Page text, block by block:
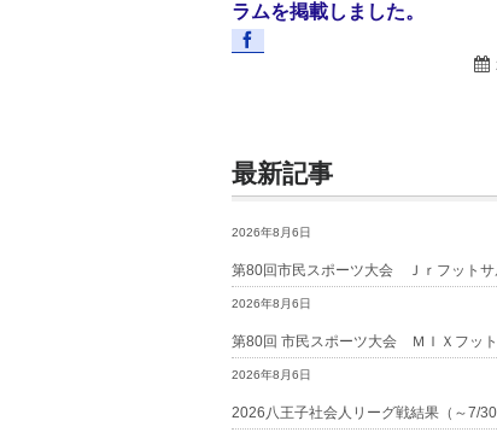
ラムを掲載しました。
最新記事
2026年8月6日
第80回市民スポーツ大会 Ｊｒフット
2026年8月6日
第80回 市民スポーツ大会 ＭＩＸフッ
2026年8月6日
2026八王子社会人リーグ戦結果（～7/30